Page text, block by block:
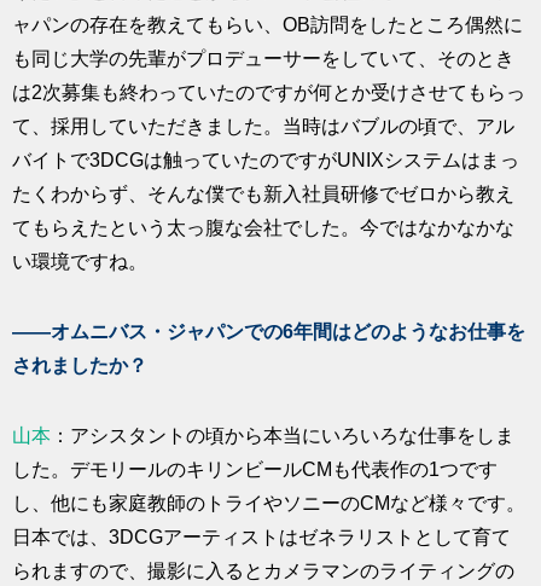
ャパンの存在を教えてもらい、OB訪問をしたところ偶然に
も同じ大学の先輩がプロデューサーをしていて、そのとき
は2次募集も終わっていたのですが何とか受けさせてもらっ
て、採用していただきました。当時はバブルの頃で、アル
バイトで3DCGは触っていたのですがUNIXシステムはまっ
たくわからず、そんな僕でも新入社員研修でゼロから教え
てもらえたという太っ腹な会社でした。今ではなかなかな
い環境ですね。
――オムニバス・ジャパンでの6年間はどのようなお仕事を
されましたか？
山本 ：アシスタントの頃から本当にいろいろな仕事をしま
した。デモリールのキリンビールCMも代表作の1つです
し、他にも家庭教師のトライやソニーのCMなど様々です。
日本では、3DCGアーティストはゼネラリストとして育て
られますので、撮影に入るとカメラマンのライティングの